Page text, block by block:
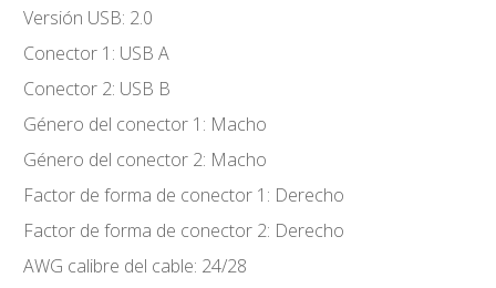
Versión USB: 2.0
Conector 1: USB A
Conector 2: USB B
Género del conector 1: Macho
Género del conector 2: Macho
Factor de forma de conector 1: Derecho
Factor de forma de conector 2: Derecho
AWG calibre del cable: 24/28